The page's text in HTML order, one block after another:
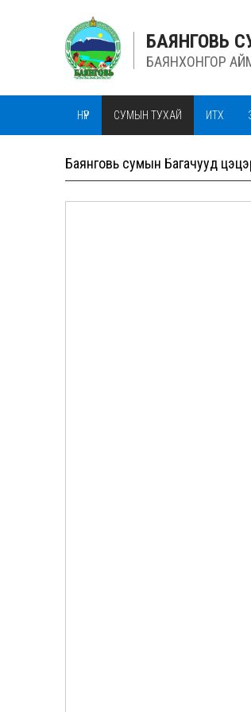
БАЯНГОВЬ
БАЯНХОНГОР
НҮҮР СУМЫН ТУХАЙ ИТХ
Баянговь сумын Багачууд